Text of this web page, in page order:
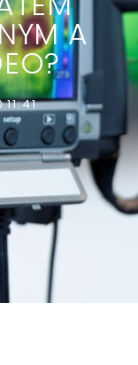
A
11:41